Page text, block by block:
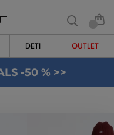
DETI OUTLET
-50 % >>